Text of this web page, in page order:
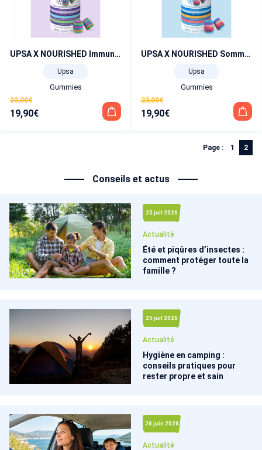
UPSA X NOURISHED Immunité 30 Gummies 7 en 1 Soutient les défenses immunitaires
Upsa
Gummies
23,00€
Le
19,90€
Le
UPSA X NOURISHED Sommeil 30 Gummies 7 en 1 Sommeil de qualité
Upsa
Gummies
23,00€
Le
23,00€.
19,90€
Le
19,90€.
Page : 1 2
Conseils et actus
25 juil 2026
Actualité
Été et piqûres d’insectes :
comment protéger toute la
famille ?
25 juil 2026
Actualité
Hygiène en camping :
conseils pratiques pour
rester propre et sain
26 juin 2026
Actualité